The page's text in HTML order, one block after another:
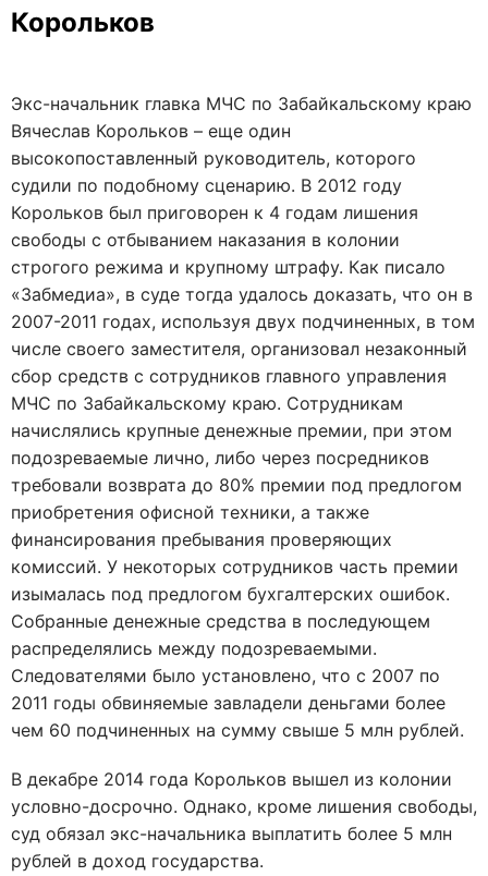
Корольков
Экс-начальник главка МЧС по Забайкальскому краю
Вячеслав Корольков – еще один
высокопоставленный руководитель, которого
судили по подобному сценарию. В 2012 году
Корольков был приговорен к 4 годам лишения
свободы с отбыванием наказания в колонии
строгого режима и крупному штрафу. Как писало
«Забмедиа», в суде тогда удалось доказать, что он в
2007-2011 годах, используя двух подчиненных, в том
числе своего заместителя, организовал незаконный
сбор средств с сотрудников главного управления
МЧС по Забайкальскому краю. Сотрудникам
начислялись крупные денежные премии, при этом
подозреваемые лично, либо через посредников
требовали возврата до 80% премии под предлогом
приобретения офисной техники, а также
финансирования пребывания проверяющих
комиссий. У некоторых сотрудников часть премии
изымалась под предлогом бухгалтерских ошибок.
Собранные денежные средства в последующем
распределялись между подозреваемыми.
Следователями было установлено, что с 2007 по
2011 годы обвиняемые завладели деньгами более
чем 60 подчиненных на сумму свыше 5 млн рублей.
В декабре 2014 года Корольков вышел из колонии
условно-досрочно. Однако, кроме лишения свободы,
суд обязал экс-начальника выплатить более 5 млн
рублей в доход государства.